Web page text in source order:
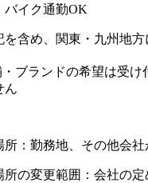
イク通勤OK
含め、関東・九州地方
ブランドの希望は受け
ん
所：勤務地、その他会社
所の変更範囲：会社の